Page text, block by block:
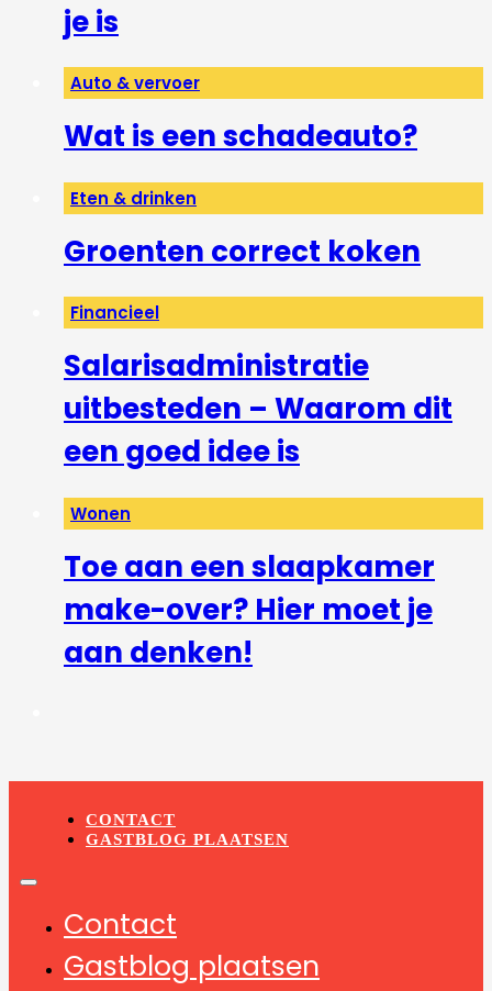
je is
Auto & vervoer
Wat is een schadeauto?
Eten & drinken
Groenten correct koken
Financieel
Salarisadministratie
uitbesteden – Waarom dit
een goed idee is
Wonen
Toe aan een slaapkamer
make-over? Hier moet je
aan denken!
CONTACT
GASTBLOG PLAATSEN
Contact
Gastblog plaatsen